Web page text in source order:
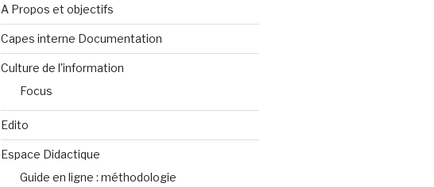
A Propos et objectifs
Capes interne Documentation
Culture de l'information
Focus
Edito
Espace Didactique
Guide en ligne : méthodologie